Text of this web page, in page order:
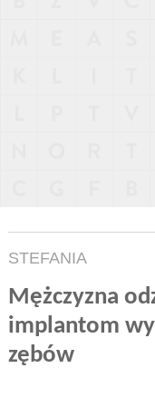
STEFANIA
Mężczyzna
implantom
zębów